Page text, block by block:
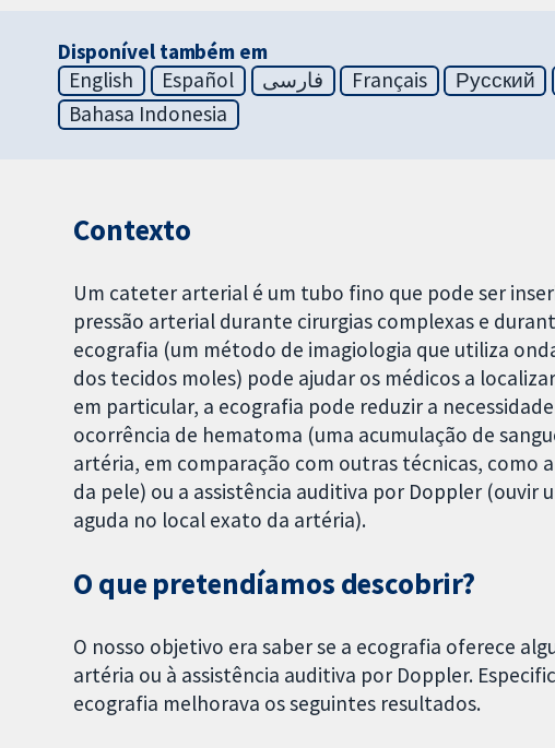
Disponível também em
English
Español فارسی Français Русский
Bahasa Indonesia
Contexto
Um cateter arterial é um tubo fino que pode ser
pressão arterial durante cirurgias complexas e
ecografia (um método de imagiologia que utiliza
dos tecidos moles) pode ajudar os médicos a
em particular, a ecografia pode reduzir a
ocorrência de hematoma (uma acumulação de
artéria, em comparação com outras técnicas, como
da pele) ou a assistência auditiva por Doppler (ouvir
aguda no local exato da artéria).
O que pretendíamos descobrir?
O nosso objetivo era saber se a ecografia oferece
artéria ou à assistência auditiva por Doppler.
ecografia melhorava os seguintes resultados.